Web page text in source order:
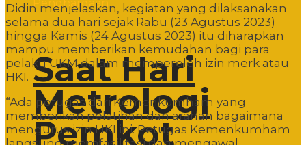
Saat Hari
Metrologi
Pemkot
Didin menjelaskan, kegiatan yang dilaksanakan
selama dua hari sejak Rabu (23 Agustus 2023)
hingga Kamis (24 Agustus 2023) itu diharapkan
mampu memberikan kemudahan bagi para
pelaku UKM dalam memperoleh izin merk atau
HKI.
“Ada petugas dari Kemenkumham yang
memberikan pelatihan dan arahan bagaimana
mengurus izin HKI ini. Petugas Kemenkumham